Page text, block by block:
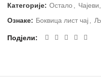
Категорије: Остало
Ознаке: Боквица лист чај
Подјели